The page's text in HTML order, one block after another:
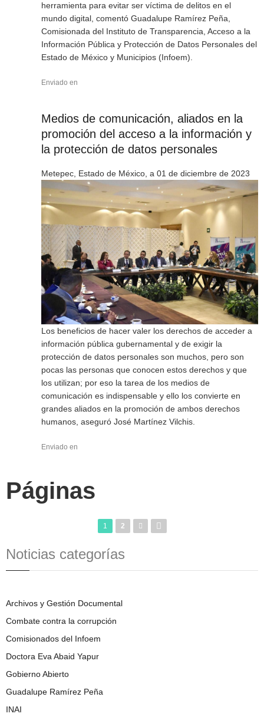
herramienta para evitar ser víctima de delitos en el
mundo digital, comentó Guadalupe Ramírez Peña,
Comisionada del Instituto de Transparencia, Acceso a la
Información Pública y Protección de Datos Personales del
Estado de México y Municipios (Infoem).
Enviado en
Medios de comunicación, aliados en la
promoción del acceso a la información y
la protección de datos personales
Metepec, Estado de México, a 01 de diciembre de 2023
Los beneficios de hacer valer los derechos de acceder a
información pública gubernamental y de exigir la
protección de datos personales son muchos, pero son
pocas las personas que conocen estos derechos y que
los utilizan; por eso la tarea de los medios de
comunicación es indispensable y ello los convierte en
grandes aliados en la promoción de ambos derechos
humanos, aseguró José Martínez Vilchis.
Enviado en
Páginas
1 2
Noticias categorías
Archivos y Gestión Documental
Combate contra la corrupción
Comisionados del Infoem
Doctora Eva Abaid Yapur
Gobierno Abierto
Guadalupe Ramírez Peña
INAI